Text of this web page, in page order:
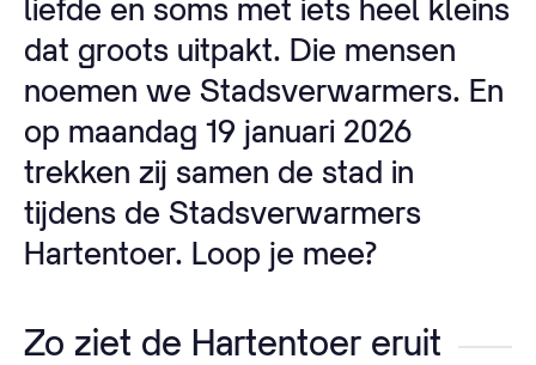
liefde en soms met iets heel kleins
dat groots uitpakt. Die mensen
noemen we Stadsverwarmers. En
op maandag 19 januari 2026
trekken zij samen de stad in
tijdens de Stadsverwarmers
Hartentoer. Loop je mee?
Zo ziet de Hartentoer eruit